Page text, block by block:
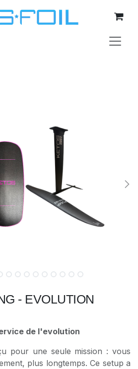
- EVOLUTION
de l'evolution
pour une seule mission : vous
plus longtemps. Ce setup a